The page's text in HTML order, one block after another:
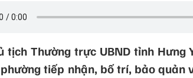
tịch Thường trực UBND tỉnh Hưng
tiếp nhận, bố trí, bảo quản